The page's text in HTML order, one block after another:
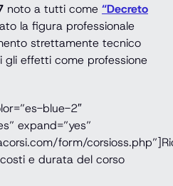
noto a tutti come “Decreto
la figura professionale
strettamente tecnico
effetti come professione
blue-2″
expand=”yes”
form/
e durata del corso